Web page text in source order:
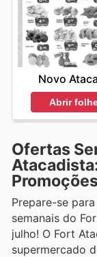
Novo
Abrir
Ofertas
Prepare-se
semanais do
julho! O Fort
supermercado